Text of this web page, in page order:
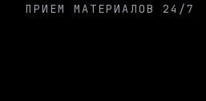
ПРИЕМ МАТЕРИАЛОВ 24/7